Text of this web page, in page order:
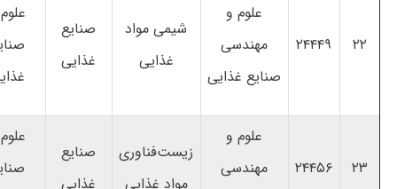
۲۲ ۲۴۴۴۹
علوم و
مهندسی
صنایع غذایی
شیمی مواد
غذایی
صنایع
غذایی
۲۳ ۲۴۴۵۶
علوم و
مهندسی
زیست‌فناوری
مواد غذایی
صنایع
غذایی